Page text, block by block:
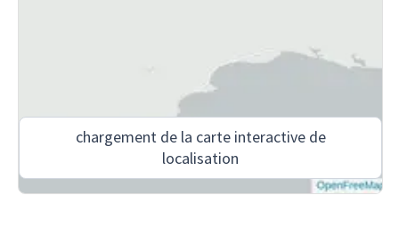
chargement de la carte interactive de
localisation